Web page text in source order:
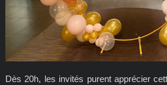
Dès 20h, les invités purent apprécier